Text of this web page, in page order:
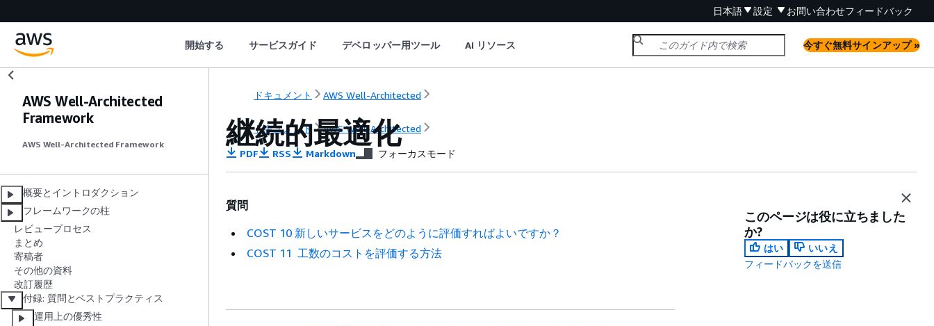
日本語 設定 お問い合わせフィードバック
開始する サービスガイド デベロッパー用ツール AI リソース 今すぐ無料サインアップ »
AWS Well-Architected
Framework
AWS Well-Architected Framework
概要とイントロダクション
フレームワークの柱
レビュープロセス
まとめ
寄稿者
その他の資料
改訂履歴
付録: 質問とベストプラクティス
運用上の優秀性
ドキュメント AWS Well-Architected
ドキュメント AWS Well-Architected
継続的最適化
PDF RSS Markdown フォーカスモード
質問
COST 10 新しいサービスをどのように評価すればよいですか？
COST 11 工数のコストを評価する方法
このページは役に立ちました
か?
はい
いいえ
フィードバックを送信